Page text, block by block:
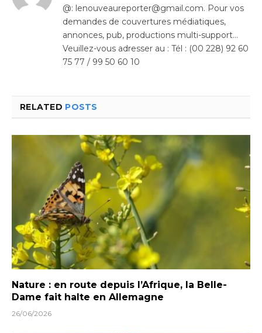
@: lenouveaureporter@gmail.com. Pour vos
demandes de couvertures médiatiques,
annonces, pub, productions multi-support…
Veuillez-vous adresser au : Tél : (00 228) 92 60
75 77 / 99 50 60 10
RELATED POSTS
Nature : en route depuis l’Afrique, la Belle-
Dame fait halte en Allemagne
26/06/2026